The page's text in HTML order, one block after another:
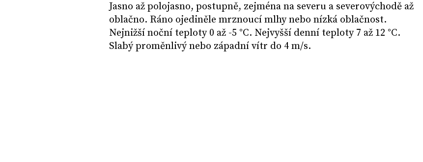
Jasno až polojasno, postupně, zejména na severu a severovýchodě až
oblačno. Ráno ojediněle mrznoucí mlhy nebo nízká oblačnost.
Nejnižší noční teploty 0 až -5 °C. Nejvyšší denní teploty 7 až 12 °C.
Slabý proměnlivý nebo západní vítr do 4 m/s.